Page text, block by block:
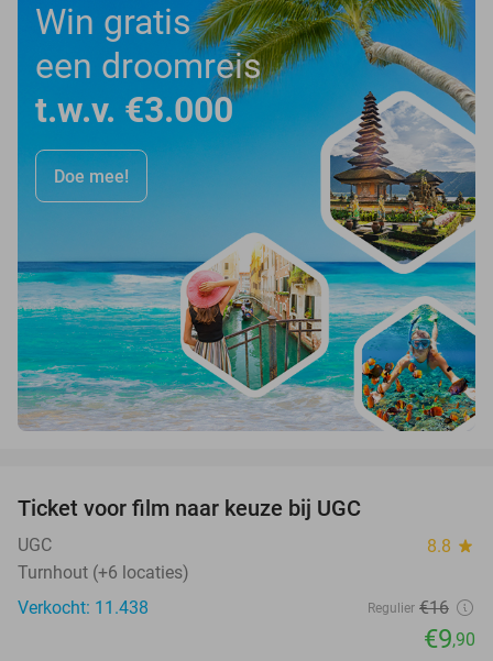
Win gratis
een droomreis
t.w.v. €3.000
Doe mee!
Ticket voor film naar keuze bij UGC
UGC 8.8 star
Turnhout (+6 locaties)
Verkocht: 11.438
Regulier €16
€9,90